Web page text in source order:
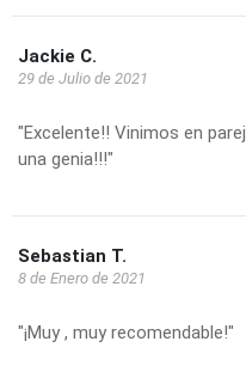
Jackie C.
29 de Julio de 2021
"Excelente!! Vinimos en
una genia!!!"
Sebastian T.
8 de Enero de 2021
"¡Muy , muy recomendable!"